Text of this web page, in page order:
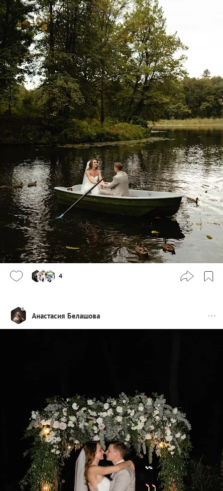
4
Анастасия Белашова